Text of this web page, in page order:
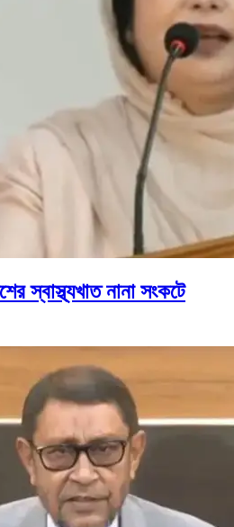
স্বাস্থ্যখাত নানা সংকটে